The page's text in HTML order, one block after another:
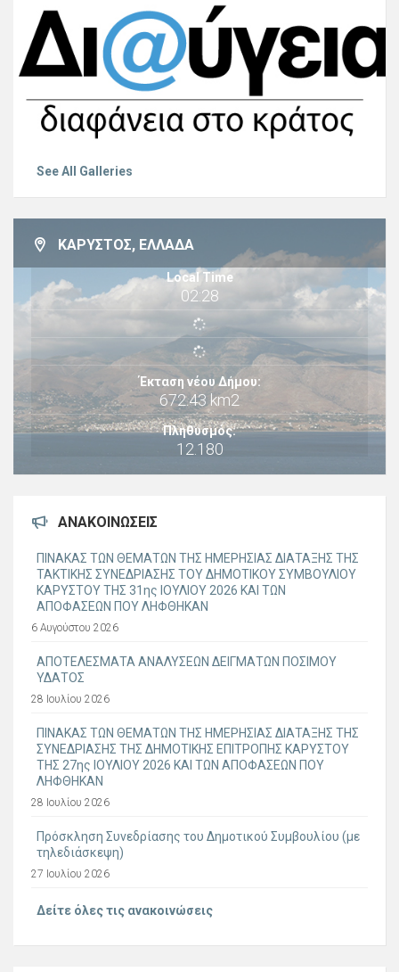
See All Galleries
ΚΆΡΥΣΤΟΣ, ΕΛΛΆΔΑ
Local Time
02:28
Έκταση νέου Δήμου:
672.43 km2
Πληθυσμός:
12.180
ΑΝΑΚΟΙΝΏΣΕΙΣ
ΠΙΝΑΚΑΣ ΤΩΝ ΘΕΜΑΤΩΝ ΤΗΣ ΗΜΕΡΗΣΙΑΣ ΔΙΑΤΑΞΗΣ ΤΗΣ
ΤΑΚΤΙΚΗΣ ΣΥΝΕΔΡΙΑΣΗΣ ΤΟΥ ΔΗΜΟΤΙΚΟΥ ΣΥΜΒΟΥΛΙΟΥ
ΚΑΡΥΣΤΟΥ ΤΗΣ 31ης ΙΟΥΛΙΟΥ 2026 ΚΑΙ ΤΩΝ
ΑΠΟΦΑΣΕΩΝ ΠΟΥ ΛΗΦΘΗΚΑΝ
6 Αυγούστου 2026
ΑΠΟΤΕΛΕΣΜΑΤΑ ΑΝΑΛΥΣΕΩΝ ΔΕΙΓΜΑΤΩΝ ΠΟΣΙΜΟΥ
ΥΔΑΤΟΣ
28 Ιουλίου 2026
ΠΙΝΑΚΑΣ ΤΩΝ ΘΕΜΑΤΩΝ ΤΗΣ ΗΜΕΡΗΣΙΑΣ ΔΙΑΤΑΞΗΣ ΤΗΣ
ΣΥΝΕΔΡΙΑΣΗΣ ΤΗΣ ΔΗΜΟΤΙΚΗΣ ΕΠΙΤΡΟΠΗΣ ΚΑΡΥΣΤΟΥ
ΤΗΣ 27ης ΙΟΥΛΙΟΥ 2026 ΚΑΙ ΤΩΝ ΑΠΟΦΑΣΕΩΝ ΠΟΥ
ΛΗΦΘΗΚΑΝ
28 Ιουλίου 2026
Πρόσκληση Συνεδρίασης του Δημοτικού Συμβουλίου (με
τηλεδιάσκεψη)
27 Ιουλίου 2026
Δείτε όλες τις ανακοινώσεις